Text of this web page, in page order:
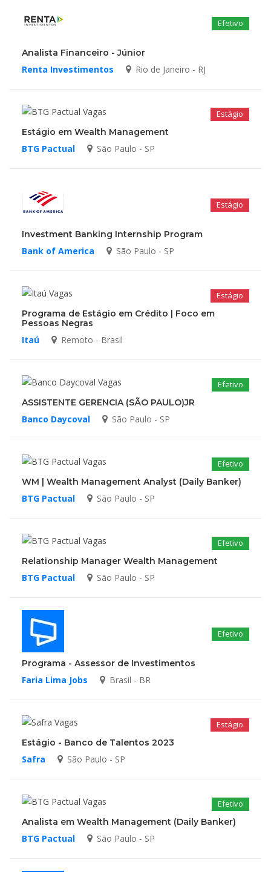
Efetivo
Analista Financeiro - Júnior
Renta Investimentos Rio de Janeiro - RJ
Estágio
Estágio em Wealth Management
BTG Pactual São Paulo - SP
Estágio
Investment Banking Internship Program
Bank of America São Paulo - SP
Estágio
Programa de Estágio em Crédito | Foco em
Pessoas Negras
Itaú Remoto - Brasil
Efetivo
ASSISTENTE GERENCIA (SÃO PAULO)JR
Banco Daycoval São Paulo - SP
Efetivo
WM | Wealth Management Analyst (Daily Banker)
BTG Pactual São Paulo - SP
Efetivo
Relationship Manager Wealth Management
BTG Pactual São Paulo - SP
Efetivo
Programa - Assessor de Investimentos
Faria Lima Jobs Brasil - BR
Estágio
Estágio - Banco de Talentos 2023
Safra São Paulo - SP
Efetivo
Analista em Wealth Management (Daily Banker)
BTG Pactual São Paulo - SP